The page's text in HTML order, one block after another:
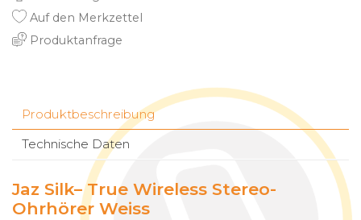
Auf den Merkzettel
Produktanfrage
Produktbeschreibung
Technische Daten
Jaz Silk– True Wireless Stereo-
Ohrhörer Weiss